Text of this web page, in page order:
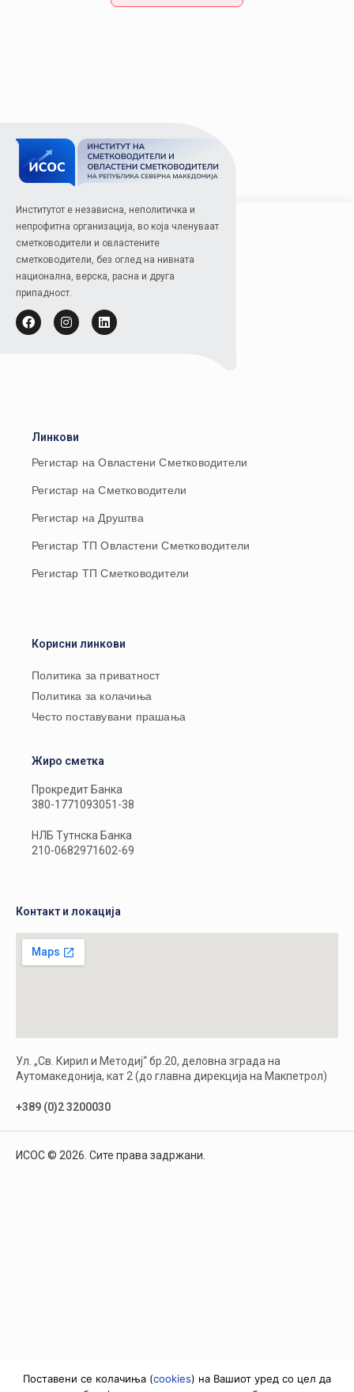
Институтот е независна, неполитичка и
непрофитна организација, во која членуваат
сметководители и овластените
сметководители, без оглед на нивната
национална, верска, расна и друга
припадност.
Линкови
Регистар на Овластени Сметководители
Регистар на Сметководители
Регистар на Друштва
Регистар ТП Овластени Сметководители
Регистар ТП Сметководители
Корисни линкови
Политика за приватност
Политика за колачиња
Често поставувани прашања
Жиро сметка
Прокредит Банка
380-1771093051-38
НЛБ Тутнска Банка
210-0682971602-69
Контакт и локација
Ул. „Св. Кирил и Методиј“ бр.20, деловна зграда на
Аутомакедонија, кат 2 (до главна дирекција на Макпетрол)
+389 (0)2 3200030
ИСОС © 2026. Сите права задржани.
Поставени се колачиња (cookies) на Вашиот уред со цел да